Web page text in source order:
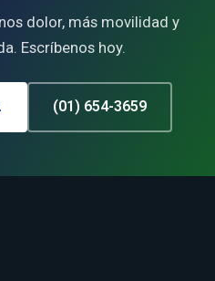
dolor, más movilidad y
Escríbenos hoy.
(01) 654-3659